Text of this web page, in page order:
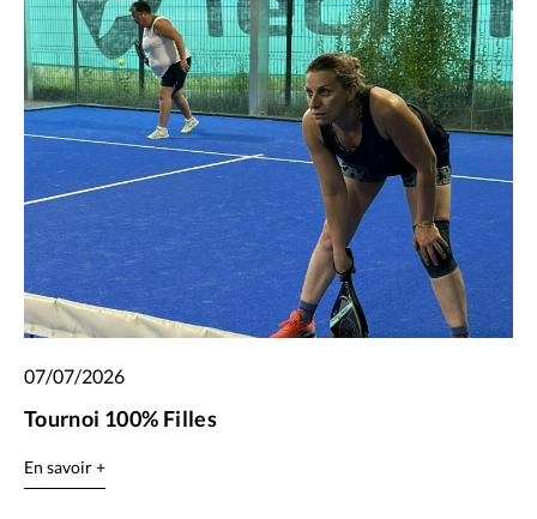
07/07/2026
Tournoi 100% Filles
En savoir +